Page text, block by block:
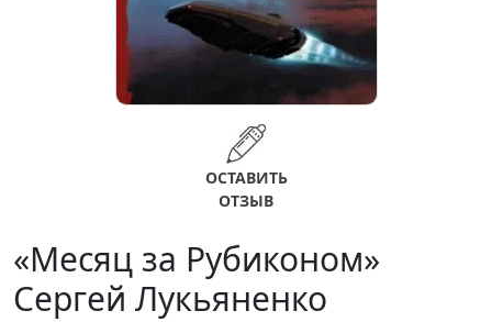
ОСТАВИТЬ
ОТЗЫВ
«Месяц за Рубиконом»
Сергей Лукьяненко